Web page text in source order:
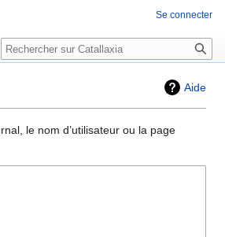
Aide
le nom d’utilisateur ou la page
Se connecter
Rechercher